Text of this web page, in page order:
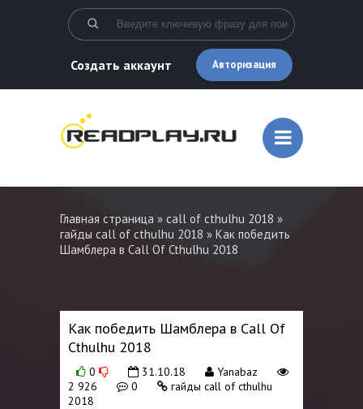
Создать аккаунт Авторизация
Главная страница » call of cthulhu 2018 »
гайды call of cthulhu 2018 » Как победить
Шамблера в Call Of Cthulhu 2018
Как победить Шамблера в Call Of
Cthulhu 2018
0 31.10.18
Yanabaz
2 926
0
гайды call of cthulhu
2018